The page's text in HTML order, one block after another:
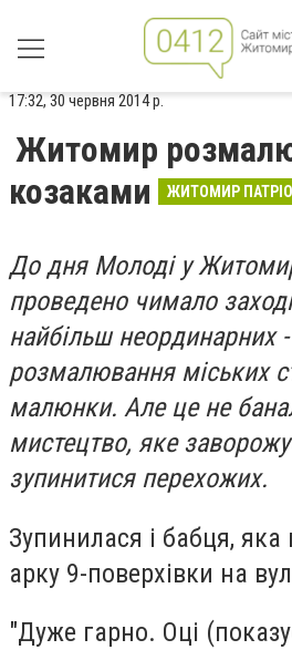
17:32, 30 червня 2014 р.
Житомир
козаками
ЖИТОМИР
До дня Молоді у
проведено чимало
найбільш неординарних
розмалювання міських
малюнки. Але це не
мистецтво, яке
зупинитися перехожих.
Зупинилася і бабця, яка
арку 9-поверхівки на
"Дуже гарно. Оці